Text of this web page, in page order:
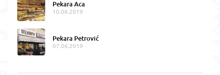
Pekara Aca
10.06.2019
Pekara Petrović
07.06.2019